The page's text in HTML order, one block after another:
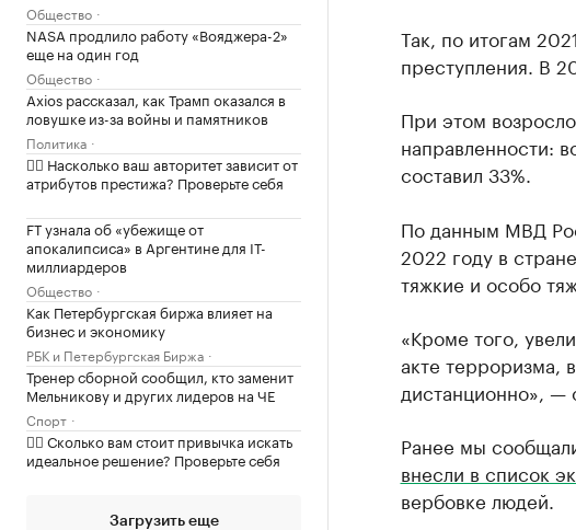
Общество
NASA продлило работу «Вояджера-2»
еще на один год
Общество
Axios рассказал, как Трамп оказался в
ловушке из-за войны и памятников
Политика
✍🏻 Насколько ваш авторитет зависит от
атрибутов престижа? Проверьте себя
FT узнала об «убежище от
апокалипсиса» в Аргентине для IT-
миллиардеров
Общество
Как Петербургская биржа влияет на
бизнес и экономику
РБК и Петербургская Биржа
Тренер сборной сообщил, кто заменит
Мельникову и других лидеров на ЧЕ
Спорт
✍🏻 Сколько вам стоит привычка искать
идеальное решение? Проверьте себя
Загрузить еще
Так, по итогам
преступления. В
При этом
направленности:
составил 33%.
По данным МВД
2022 году в
тяжкие и особо
«Кроме того,
акте терроризма,
дистанционно», —
Ранее мы
внесли в список
вербовке людей.